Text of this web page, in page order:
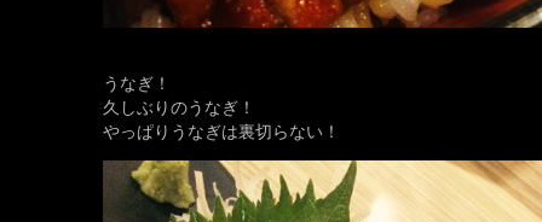
うなぎ！
久しぶりのうなぎ！
やっぱりうなぎは裏切らない！